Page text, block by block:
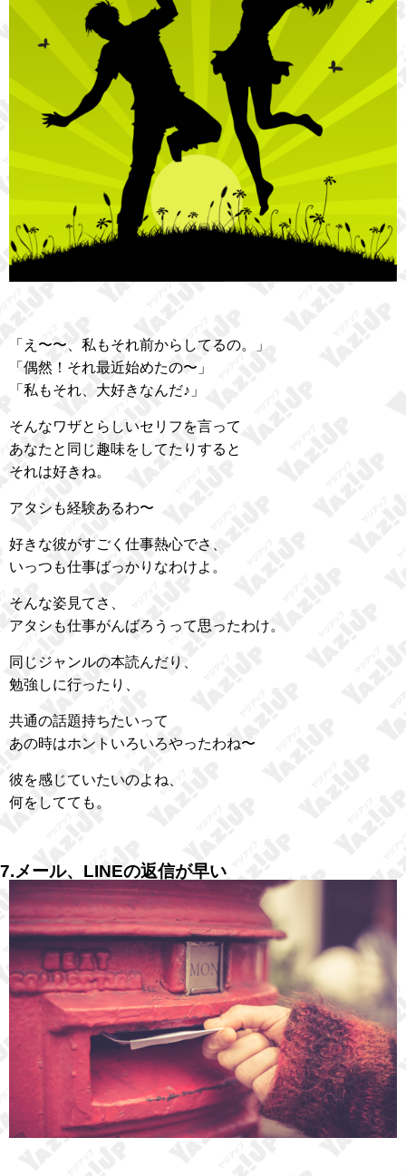
「え〜〜、私もそれ前からしてるの。」
「偶然！それ最近始めたの〜」
「私もそれ、大好きなんだ♪」
そんなワザとらしいセリフを言って
あなたと同じ趣味をしてたりすると
それは好きね。
アタシも経験あるわ〜
好きな彼がすごく仕事熱心でさ、
いっつも仕事ばっかりなわけよ。
そんな姿見てさ、
アタシも仕事がんばろうって思ったわけ。
同じジャンルの本読んだり、
勉強しに行ったり、
共通の話題持ちたいって
あの時はホントいろいろやったわね〜
彼を感じていたいのよね、
何をしてても。
7.メール、LINEの返信が早い